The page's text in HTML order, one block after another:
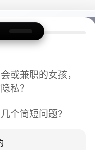
或兼职的女孩，
私？
个简短问题?
今
同城快速匹